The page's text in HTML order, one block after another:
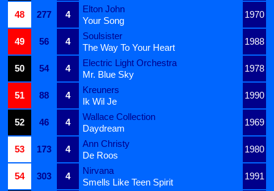
48
277 4
Elton John
1970
Your Song
49
56 4
Soulsister
1988
The Way To Your Heart
50
54 4
Electric Light Orchestra
1978
Mr. Blue Sky
51
88 4
Kreuners
1990
Ik Wil Je
52
46 4
Wallace Collection
1969
Daydream
53
173 4
Ann Christy
1980
De Roos
54
303 4
Nirvana
1991
Smells Like Teen Spirit